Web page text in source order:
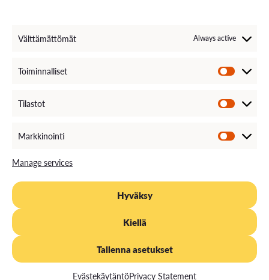
Välttämättömät Always active
Toiminnalliset
Tilastot
Markkinointi
Manage services
Hyväksy
Kiellä
Tallenna asetukset
EvästekäytäntöPrivacy Statement
Come Work with Us
PRIVACY STATEMENT EVÄSTEKÄYTÄNTÖ
DOCUMENT PUBLICITY DESCRIPTION